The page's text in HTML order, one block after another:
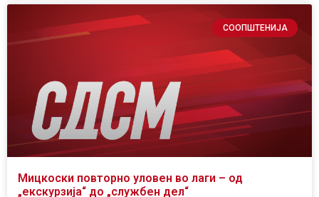
СООПШТЕНИЈА
Мицкоски повторно уловен во лаги – од
„екскурзија“ до „службен дел“